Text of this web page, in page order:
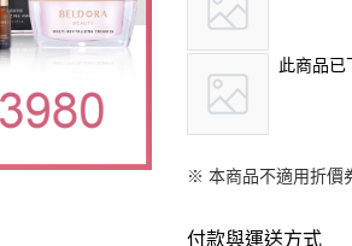
此商品已
※ 本商品不適用折價
付款與運送方式